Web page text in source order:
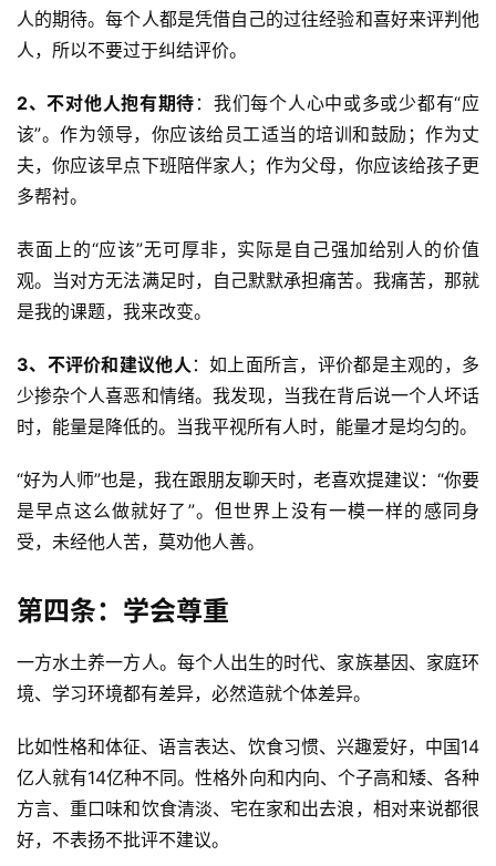
A
I
干
群
运
记
录
验
教
程
软
件
应
用
服
项
目
A
I
提
示
登录
人的期待。每个人都是凭借自己的过往经验和喜好来评判他
人，所以不要过于纠结评价。
2、不对他人抱有期待 ：我们每个人心中或多或少都有“应
该”。作为领导，你应该给员工适当的培训和鼓励；作为丈
夫，你应该早点下班陪伴家人；作为父母，你应该给孩子更
多帮衬。
表面上的“应该”无可厚非，实际是自己强加给别人的价值
观。当对方无法满足时，自己默默承担痛苦。我痛苦，那就
是我的课题，我来改变。
3、不评价和建议他人 ：如上面所言，评价都是主观的，多
少掺杂个人喜恶和情绪。我发现，当我在背后说一个人坏话
时，能量是降低的。当我平视所有人时，能量才是均匀的。
“好为人师”也是，我在跟朋友聊天时，老喜欢提建议：“你要
是早点这么做就好了”。但世界上没有一模一样的感同身
受，未经他人苦，莫劝他人善。
第四条：学会尊重
一方水土养一方人。每个人出生的时代、家族基因、家庭环
境、学习环境都有差异，必然造就个体差异。
比如性格和体征、语言表达、饮食习惯、兴趣爱好，中国14
亿人就有14亿种不同。性格外向和内向、个子高和矮、各种
方言、重口味和饮食清淡、宅在家和出去浪，相对来说都很
好，不表扬不批评不建议。